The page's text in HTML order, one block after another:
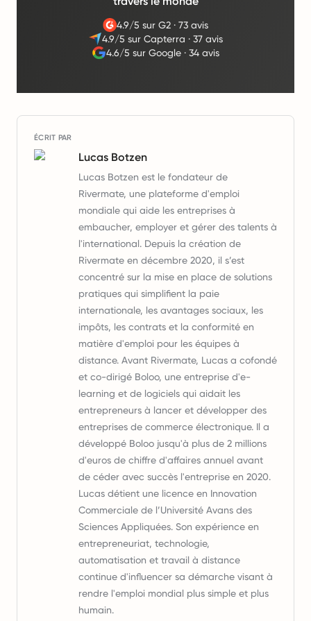
4.9/5 sur G2 ·73 avis
4.9/5 sur Capterra ·37 avis
4.6/5 sur Google· 34 avis
ÉCRIT PAR
Lucas Botzen
Lucas Botzen est le fondateur de
Rivermate, une plateforme d'emploi
mondiale qui aide les entreprises à
embaucher, employer et gérer des talents à
l'international. Depuis la création de
Rivermate en décembre 2020, il s’est
concentré sur la mise en place de solutions
pratiques qui simplifient la paie
internationale, les avantages sociaux, les
impôts, les contrats et la conformité en
matière d'emploi pour les équipes à
distance. Avant Rivermate, Lucas a cofondé
et co-dirigé Boloo, une entreprise d'e-
learning et de logiciels qui aidait les
entrepreneurs à lancer et développer des
entreprises de commerce électronique. Il a
développé Boloo jusqu'à plus de 2 millions
d'euros de chiffre d'affaires annuel avant
de céder avec succès l'entreprise en 2020.
Lucas détient une licence en Innovation
Commerciale de l’Université Avans des
Sciences Appliquées. Son expérience en
entrepreneuriat, technologie,
automatisation et travail à distance
continue d'influencer sa démarche visant à
rendre l'emploi mondial plus simple et plus
humain.